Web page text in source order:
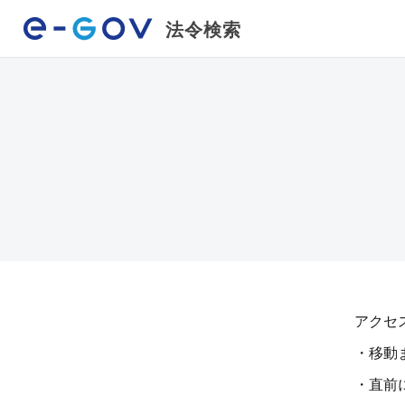
法令検索
アクセ
・移
・直